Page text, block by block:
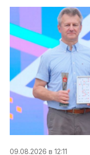
09.08.2026 в 12:11